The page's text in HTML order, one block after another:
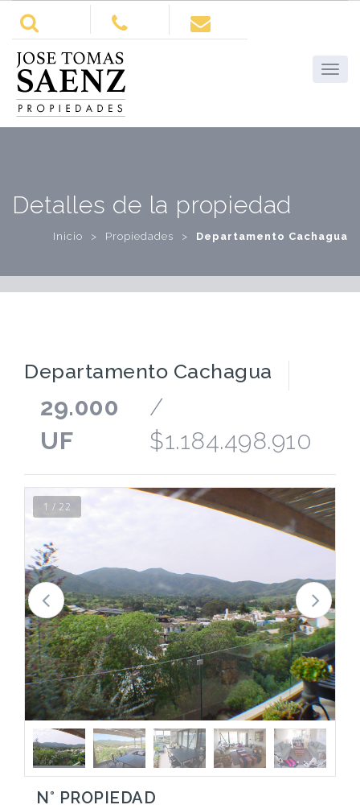
Detalles de la propiedad
Inicio > Propiedades > Departamento Cachagua
Departamento Cachagua
29.000
UF
/
$1.184.498.910
1 / 22
N° PROPIEDAD